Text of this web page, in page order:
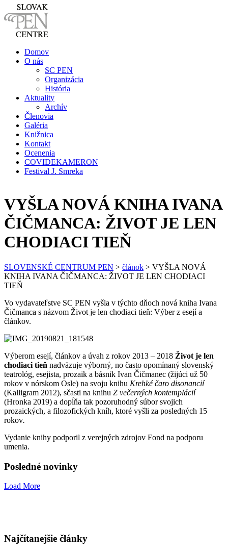
Domov
O nás
SC PEN
Organizácia
História
Aktuality
Archív
Členovia
Galéria
Knižnica
Kontakt
Ocenenia
COVIDEKAMERON
Festival J. Smreka
VYŠLA NOVÁ KNIHA IVANA
ČIČMANCA: ŽIVOT JE LEN
CHODIACI TIEŇ
SLOVENSKÉ CENTRUM PEN > článok > VYŠLA NOVÁ
KNIHA IVANA ČIČMANCA: ŽIVOT JE LEN CHODIACI
TIEŇ
Vo vydavateľstve SC PEN vyšla v týchto dňoch nová kniha Ivana
Čičmanca s názvom Život je len chodiaci tieň: Výber z esejí a
článkov.
Výberom esejí, článkov a úvah z rokov 2013 – 2018 Život je len
chodiaci tieň nadväzuje výborný, no často opomínaný slovenský
teatrológ, esejista, prozaik a básnik Ivan Čičmanec (žijúci už 50
rokov v nórskom Osle) na svoju knihu Krehké čaro disonancií
(Kalligram 2012), sčasti na knihu Z večerných kontemplácií
(Hronka 2019) a dopĺňa tak pozoruhodný súbor svojich
prozaických, a filozofických kníh, ktoré vyšli za posledných 15
rokov.
Vydanie knihy podporil z verejných zdrojov Fond na podporu
umenia.
Posledné novinky
Load More
Najčítanejšie články